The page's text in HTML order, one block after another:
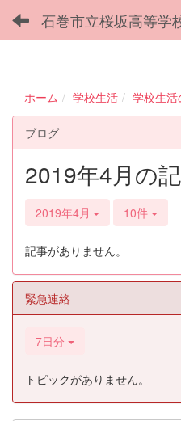
石巻市立桜坂高等学
ホーム 学校生活 学校生
ブログ
2019年4月の
2019年4月 10件
記事がありません。
緊急連絡
7日分
トピックがありません。